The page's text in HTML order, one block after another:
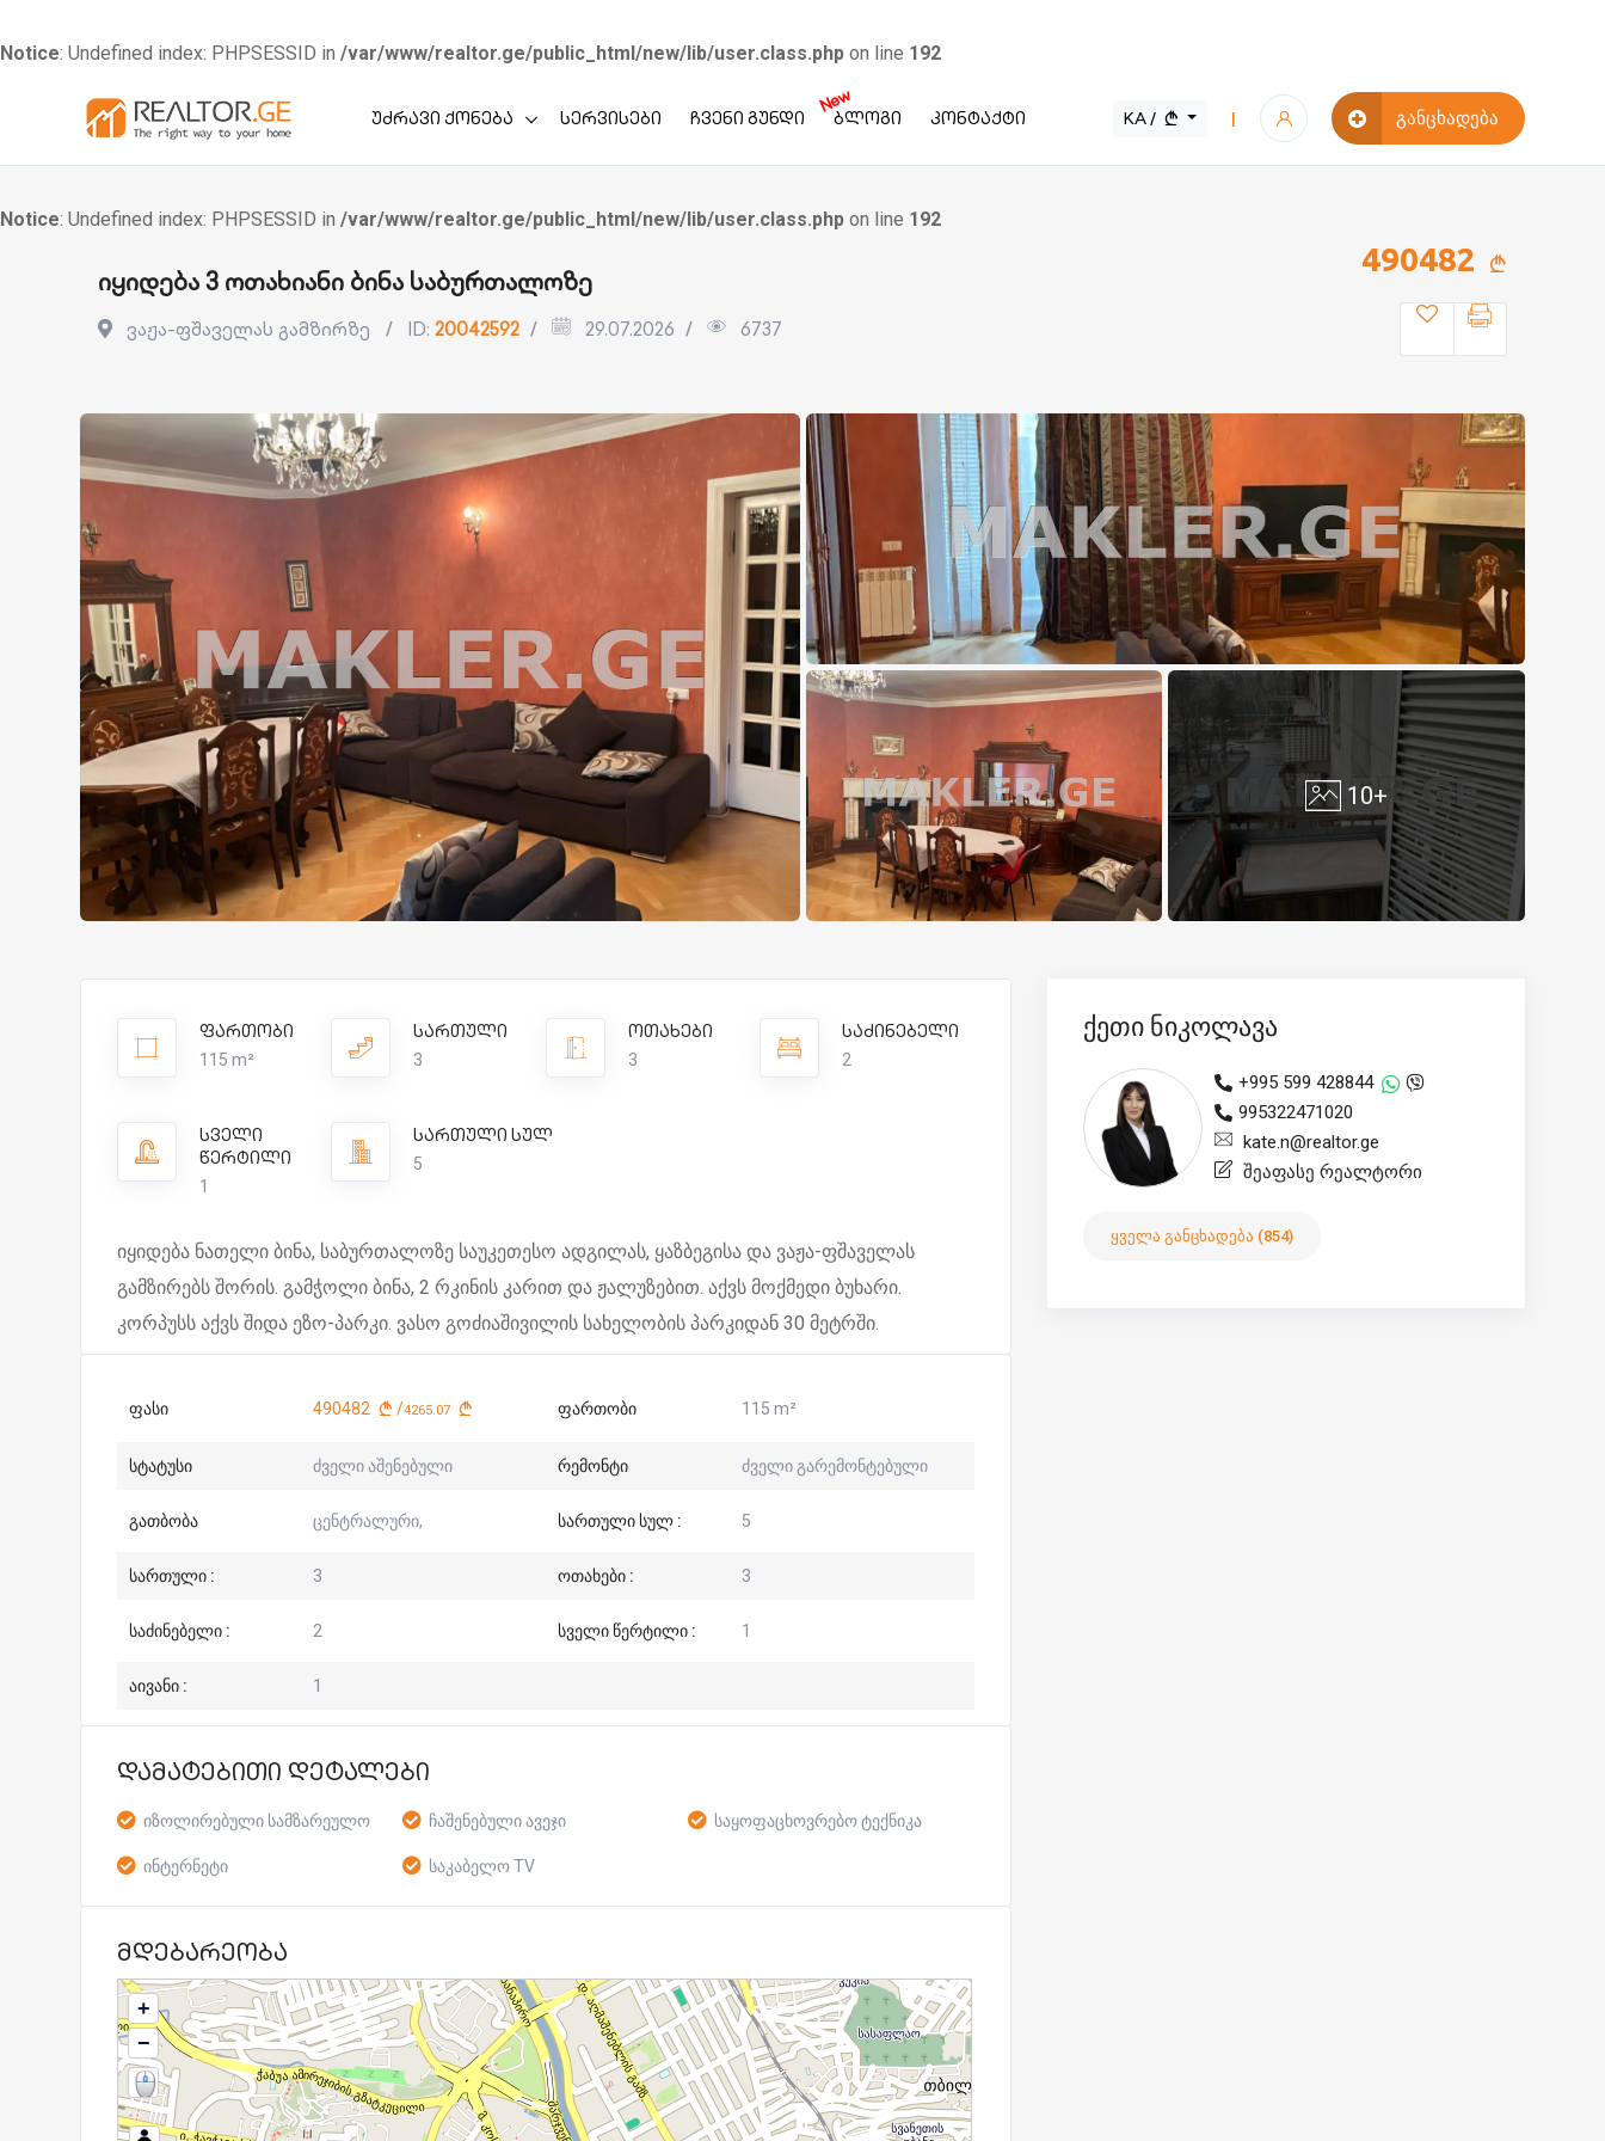
Notice: Undefined index: PHPSESSID in /var/www/realtor.ge/public_html/new/lib/user.class.php on line 192
content
უძრავი ქონება სერვისები ჩვენი გუნდი
New
ბლოგი კონტაქტი KA / განცხადება
Notice: Undefined index: PHPSESSID in /var/www/realtor.ge/public_html/new/lib/user.class.php on line 192
იყიდება 3 ოთახიანი ბინა საბურთალოზე
ვაჟა-ფშაველას გამზირზე ID: 20042592 29.07.2026 6737
490482
10+
ფართობი
115 m²
სართული
3
ოთახები
3
საძინებელი
2
სველი
წერტილი
1
სართული სულ
5
იყიდება ნათელი ბინა, საბურთალოზე საუკეთესო ადგილას, ყაზბეგისა და ვაჟა-ფშაველას
გამზირებს შორის. გამჭოლი ბინა, 2 რკინის კარით და ჟალუზებით. აქვს მოქმედი ბუხარი.
კორპუსს აქვს შიდა ეზო-პარკი. ვასო გოძიაშივილის სახელობის პარკიდან 30 მეტრში.
ფასი 490482 /4265.07 ფართობი 115 m²
სტატუსი ძველი აშენებული რემონტი ძველი გარემონტებული
გათბობა ცენტრალური, სართული სულ : 5
სართული : 3 ოთახები : 3
საძინებელი : 2 სველი წერტილი : 1
აივანი : 1
დამატებითი დეტალები
იზოლირებული სამზარეულო ჩაშენებული ავეჯი საყოფაცხოვრებო ტექნიკა
ინტერნეტი საკაბელო TV
მდებარეობა
ქეთი ნიკოლავა
+995 599 428844
995322471020
kate.n@realtor.ge
შეაფასე რეალტორი
ყველა განცხადება (854)